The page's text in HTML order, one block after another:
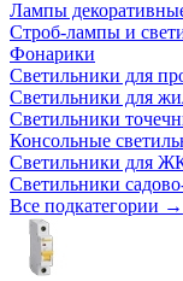
Лампы
Строб-лампы и
Фонарики
Светильники для
Светильники для
Светильники
Консольные
Светильники для
Светильники
Все подкатегории →